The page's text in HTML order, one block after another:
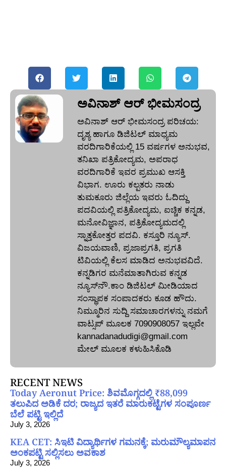
ಅವಿನಾಶ್‌ ಆರ್‌ ಭೀಮಸಂದ್ರ
ಅವಿನಾಶ್‌ ಆರ್‌ ಭೀಮಸಂದ್ರ ಪರಿಚಯ:
ದೃಶ್ಯ ಹಾಗೂ ಡಿಜಿಟಲ್ ಮಾಧ್ಯಮ
ವರದಿಗಾರಿಕೆಯಲ್ಲಿ 15 ವರ್ಷಗಳ ಅನುಭವ,
ತನಿಖಾ ಪತ್ರಿಕೋದ್ಯಮ, ಅಪರಾಧ
ವರದಿಗಾರಿಕೆ ಇವರ ಪ್ರಮುಖ ಆಸಕ್ತಿ
ವಿಭಾಗ. ಊರು ಕಲ್ಪತರು ನಾಡು
ತುಮಕೂರು ಜಿಲ್ಲೆಯ ಇವರು ಓದಿದ್ದು
ಪದವಿಯಲ್ಲಿ ಪತ್ರಿಕೋದ್ಯಮ, ಐಚ್ಚಿಕ ಕನ್ನಡ,
ಮನೋವಿಜ್ಞಾನ, ಪತ್ರಿಕೋದ್ಯಮದಲ್ಲಿ
ಸ್ನಾತ್ತಕೋತ್ತರ ಪದವಿ. ಕಸ್ತೂರಿ ನ್ಯೂಸ್‌.
ವಿಜಯವಾಣಿ, ಪ್ರಜಾಪ್ರಗತಿ, ಪ್ರಗತಿ
ಟಿವಿಯಲ್ಲಿ ಕೆಲಸ ಮಾಡಿದ ಅನುಭವವಿದೆ.
ಕನ್ನಡಿಗರ ಮನೆಮಾತಾಗಿರುವ ಕನ್ನಡ
ನ್ಯೂಸ್‌ನೌ.ಕಾಂ ಡಿಜಿಟಲ್‌ ಮೀಡಿಯಾದ
ಸಂಸ್ಥಾಪಕ ಸಂಪಾದಕರು ಕೂಡ ಹೌದು.
ನಿಮ್ಮೂರಿನ ಸುದ್ದಿ ಸಮಾಚಾರಗಳನ್ನು ನಮಗೆ
ವಾಟ್ಸಪ್‌ ಮೂಲಕ 7090908057 ಇಲ್ಲವೇ
kannadanadudigi@gmail.com
ಮೇಲ್‌ ಮೂಲಕ ಕಳುಹಿಸಿಕೊಡಿ
RECENT NEWS
Today Aeronut Price: ಶಿವಮೊಗ್ಗದಲ್ಲಿ ₹88,099
ತಲುಪಿದ ಅಡಿಕೆ ದರ; ರಾಜ್ಯದ ಇತರೆ ಮಾರುಕಟ್ಟೆಗಳ ಸಂಪೂರ್ಣ
ಬೆಲೆ ಪಟ್ಟಿ ಇಲ್ಲಿದೆ
July 3, 2026
KEA CET: ಸಿಇಟಿ ವಿದ್ಯಾರ್ಥಿಗಳ ಗಮನಕ್ಕೆ; ಮರುಮೌಲ್ಯಮಾಪನ
ಅಂಕಪಟ್ಟಿ ಸಲ್ಲಿಸಲು ಅವಕಾಶ
July 3, 2026